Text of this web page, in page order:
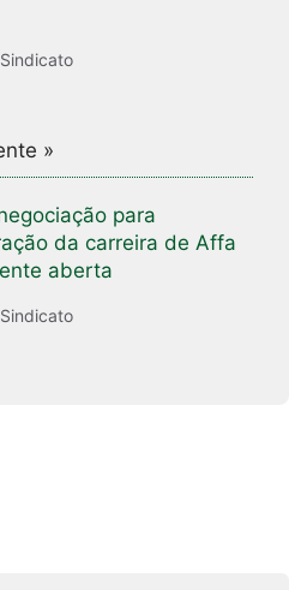
»
para
da carreira de Affa
aberta